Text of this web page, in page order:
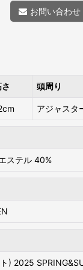
お問い合わせ
頭周り
アジャスタ
ステル 40%
) 2025